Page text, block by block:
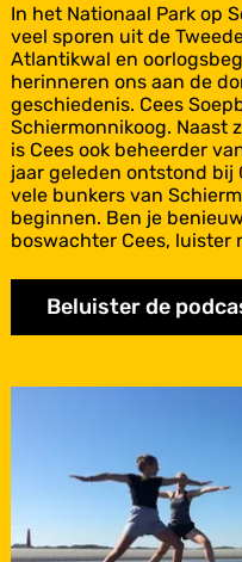
S
p
o
r
e
n
u
i
t
d
e
w
e
o
In het Nationaal Park op
veel sporen uit de
Atlantikwal en
herinneren ons aan de
geschiedenis. Cees
Schiermonnikoog. Naast
is Cees ook beheerder
jaar geleden ontstond bij
vele bunkers van
beginnen. Ben je
boswachter Cees, luister
Beluister de